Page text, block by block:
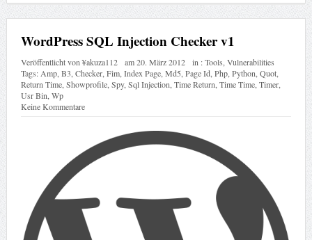
WordPress SQL Injection Checker v1
Veröffentlicht von¥akuza112 am20. März 2012 in :Tools Vulnerabilities
Tags: Amp, B3 Checker, Fim, Index Page, Md5 Page Id, Php, Python Quot,
Return Time, Showprofile, Spy, Sql Injection Time Return Time Time, Timer,
Usr Bin Wp
Keine Kommentare